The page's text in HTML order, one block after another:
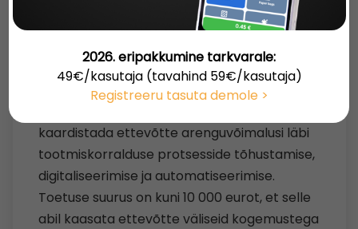
Ettevõtted saavad taotleda Ettevõtluse ja
Innovatsiooni Sihtasutusest (EIS)
kaardistada ettevõtte arenguvõimalusi läbi
tootmiskorralduse protsesside tõhustamise,
digitaliseerimise ja automatiseerimise.
Toetuse suurus on kuni 10 000 eurot, et selle
abil kaasata ettevõtte väliseid kogemustega
2026. eripakkumine tarkvarale:
49€/kasutaja (tavahind 59€/kasutaja)
Registreeru tasuta demole >